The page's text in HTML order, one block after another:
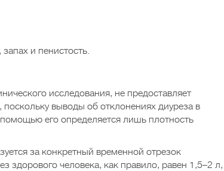
и пенистость.
исследования, не предоставляет
выводы об отклонениях диуреза в
его определяется лишь плотность
за конкретный временной отрезок
здорового человека, как правило, равен 1,5–2 л,